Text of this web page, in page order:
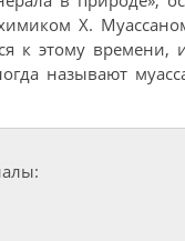
Х.
к этому времени,
называют